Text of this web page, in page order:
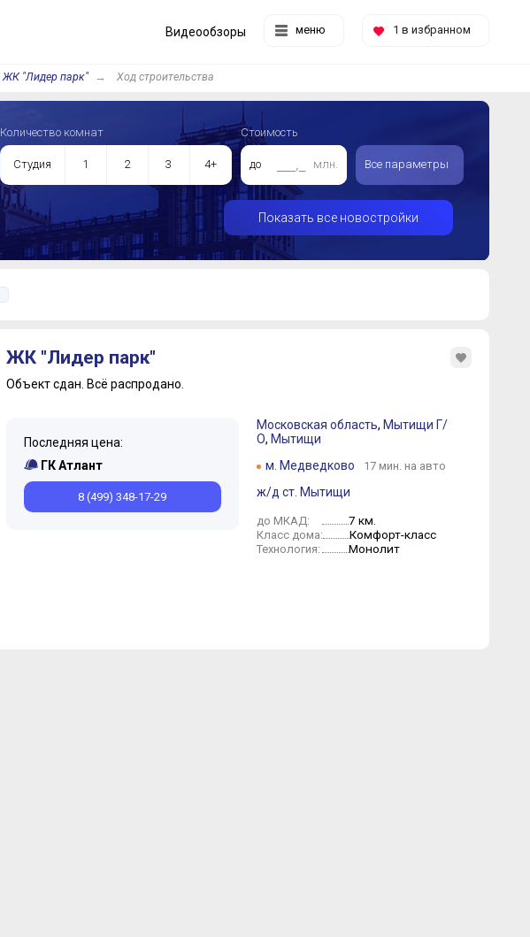
меню 1 в избранном
Видеообзоры
ЖК "Лидер парк" Ход строительства
Количество комнат
Студия 1 2 3 4+
Стоимость
до млн. Все параметры
Показать все новостройки
Декабрь Июнь Февраль
Декабрь Ноябрь Июнь Май Апрель Март
Январь
Декабрь Ноябрь
ЖК "Лидер парк"
Объект сдан. Всё распродано.
Последняя цена:
ГК Атлант
8 (499) 348-17-29
Московская область, Мытищи Г/
О, Мытищи
м. Медведково
17 мин. на авто
ж/д ст. Мытищи
до МКАД: 7 км.
Класс дома: Комфорт-класс
Технология: Монолит